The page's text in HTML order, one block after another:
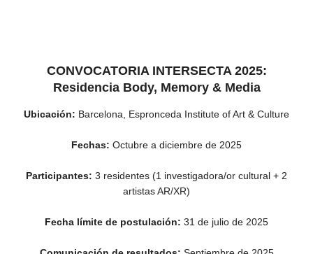
CONVOCATORIA INTERSECTA 2025:
Residencia Body, Memory & Media
Ubicación: Barcelona, Espronceda Institute of Art & Culture
Fechas: Octubre a diciembre de 2025
Participantes: 3 residentes (1 investigadora/or cultural + 2
artistas AR/XR)
Fecha límite de postulación: 31 de julio de 2025